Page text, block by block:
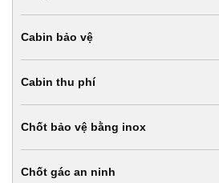
Cabin bảo vệ
Cabin thu phí
Chốt bảo vệ bằng inox
Chốt gác an ninh